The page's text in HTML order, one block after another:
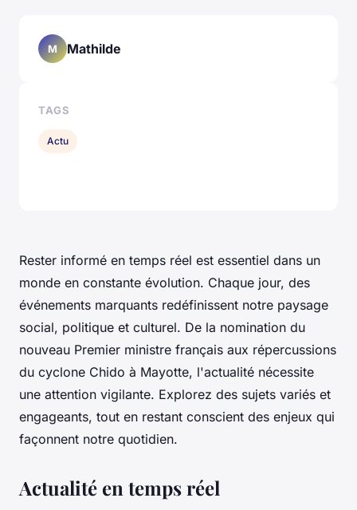
Rester informé en temps réel est essentiel dans un
monde en constante évolution. Chaque jour, des
événements marquants redéfinissent notre paysage
social, politique et culturel. De la nomination du
nouveau Premier ministre français aux répercussions
du cyclone Chido à Mayotte, l'actualité nécessite
une attention vigilante. Explorez des sujets variés et
engageants, tout en restant conscient des enjeux qui
façonnent notre quotidien.
Actualité en temps réel
M Mathilde
TAGS
Actu